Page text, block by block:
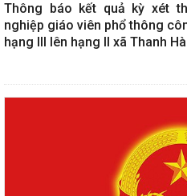
Thông báo kết quả kỳ xét
nghiệp giáo viên phổ thông
hạng III lên hạng II xã Thanh Hà